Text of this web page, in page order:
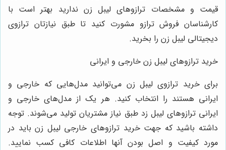
قیمت و مشخصات ترازوهای لیبل زن ندارید بهتر است با
کارشناسان فروش ترازو مشورت کنید تا طبق نیازتان ترازوی
دیجیتالی لیبل زن را بخرید.
خرید ترازوهای لیبل زن خارجی و ایرانی
برای خرید ترازوی لیبل زن می‌توانید مدل‌هایی که خارجی و
ایرانی هستند را انتخاب کنید. هر یک از مدل‌های خارجی و
ایرانی ترازوهای لیبل زد طبق نیاز مشتریان تولید می‌شوند. توجه
داشته باشید که جهت خرید ترازوهای خارجی لیبل زن باید در
مورد کیفیت و اصل بودن آنها اطلاعات کافی کسب نمایید.